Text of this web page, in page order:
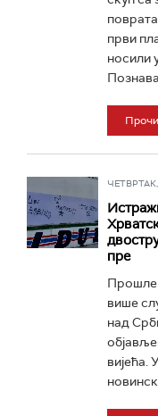
први
носили
ЧЕТВРТАК,
пре
Прошле
више
над
вијећа.